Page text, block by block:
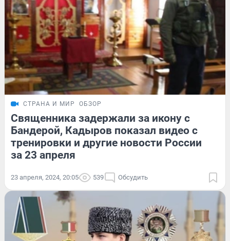
СТРАНА И МИР ОБЗОР
Священника задержали за икону с
Бандерой, Кадыров показал видео с
тренировки и другие новости России
за 23 апреля
23 апреля, 2024, 20:05 539 Обсудить